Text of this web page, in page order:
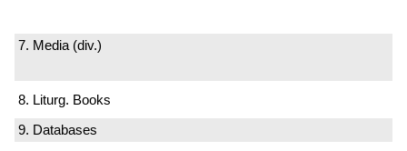
7. Media (div.)
8. Liturg. Books
9. Databases